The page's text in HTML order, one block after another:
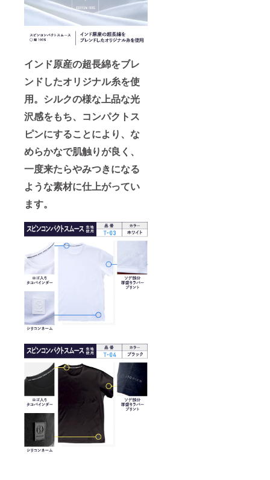
インド原産の超長綿をブレ
ンドしたオリジナル糸を使
用。シルクの様な上品な光
沢感をもち、コンパクトス
ピンにすることにより、な
めらかなで肌触りが良く、
一度来たらやみつきになる
ような素材に仕上がってい
ます。